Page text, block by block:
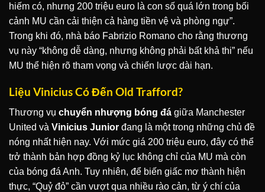
hiếm có, nhưng 200 triệu euro là con số quá lớn trong bối
cảnh MU cần cải thiện cả hàng tiền vệ và phòng ngự”.
Trong khi đó, nhà báo Fabrizio Romano cho rằng thương
vụ này “không dễ dàng, nhưng không phải bất khả thi” nếu
MU thể hiện rõ tham vọng và chiến lược dài hạn.
Liệu Vinicius Có Đến Old Trafford?
Thương vụ chuyển nhượng bóng đá giữa Manchester
United và Vinicius Junior đang là một trong những chủ đề
nóng nhất hiện nay. Với mức giá 200 triệu euro, đây có thể
trở thành bản hợp đồng kỷ lục không chỉ của MU mà còn
của bóng đá Anh. Tuy nhiên, để biến giấc mơ thành hiện
thực, “Quỷ đỏ” cần vượt qua nhiều rào cản, từ ý chí của